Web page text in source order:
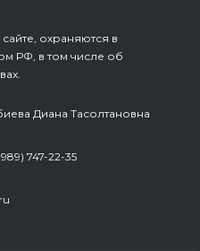
охраняются в
РФ, в том числе об
Диана Тасолтановна
747-22-35